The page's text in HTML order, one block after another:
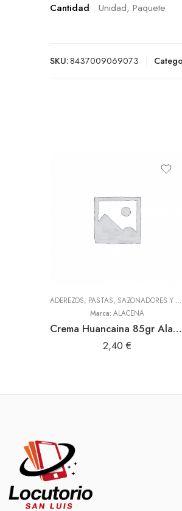
Cantidad
Unidad, Paquete
SKU:8437009069073
ADEREZOS, PASTAS, SAZONADORES Y CONDIMENTOS
Marca: ALACENA
Crema Huancaina 85gr Alacena
2,40 €